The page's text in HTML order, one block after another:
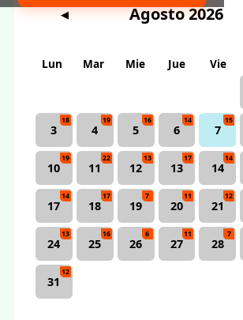
◀ Agosto 2026
Lun Mar Mie Jue Vie
3
18
4
19
5
16
6
14
7
15
10
19
11
22
12
13
13
17
14
14
17
14
18
17
19
7
20
11
21
12
24
13
25
16
26
6
27
11
28
7
31
12